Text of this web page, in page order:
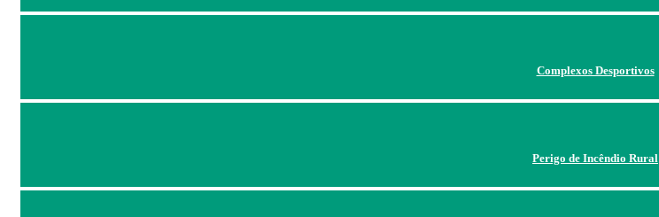
Complexos Desportivos
Perigo de Incêndio Rural